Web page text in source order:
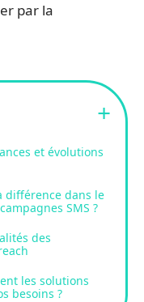
par la
et évolutions
différence dans le
SMS ?
des
les solutions
besoins ?